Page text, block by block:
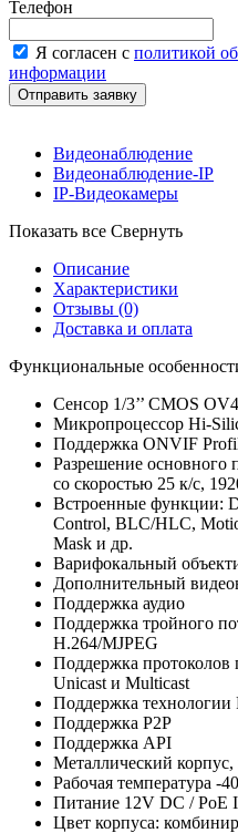
Телефон
Я согласен с политикой
информации
Видеонаблюдение
Видеонаблюдение-IP
IP-Видеокамеры
Показать все Свернуть
Описание
Характеристики
Отзывы (0)
Доставка и оплата
Функциональные
Сенсор 1/3’’ CMOS
Микропроцессор Hi-
Поддержка ONVIF
Разрешение основного
со скоростью 25 к/с,
Встроенные функции:
Control, BLC/HLC,
Mask и др.
Варифокальный
Дополнительный
Поддержка аудио
Поддержка тройного
H.264/MJPEG
Поддержка протоколов
Unicast и Multicast
Поддержка технологии
Поддержка Р2Р
Поддержка API
Металлический
Рабочая температура -
Питание 12V DC / PoE
Цвет корпуса: